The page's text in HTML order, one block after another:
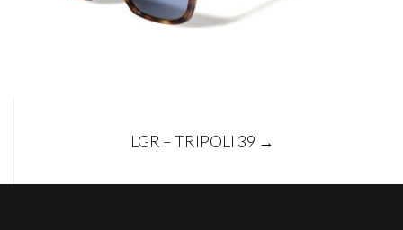
LGR – TRIPOLI 39 →